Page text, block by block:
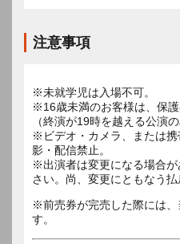
注意事項
※未就学児は入場不可。
※16歳未満のお客様は、保護
（終演が19時を越える公演の
※ビデオ・カメラ、または
影・配信禁止。
※出演者は変更になる場合
さい。尚、変更にともなう払
※前売券が完売した際には、
す。